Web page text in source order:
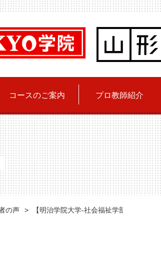
コースのご案内 プロ教師紹介
の声 【明治学院大学-社会福祉学部】☆2021